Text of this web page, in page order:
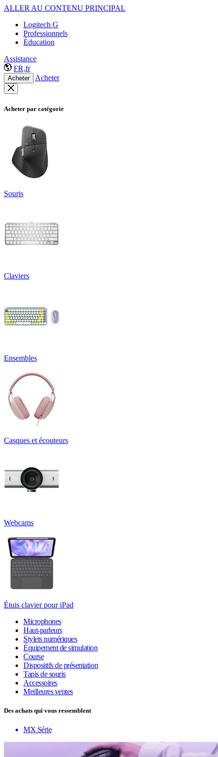
ALLER AU CONTENU PRINCIPAL
Logitech G
Professionnels
Éducation
Assistance
FR,fr
Acheter Acheter
Acheter par catégorie
Souris
Claviers
Ensembles
Casques et écouteurs
Webcams
Étuis clavier pour iPad
Microphones
Haut-parleurs
Stylets numériques
Équipement de simulation
Course
Dispositifs de présentation
Tapis de souris
Accessoires
Meilleures ventes
Des achats qui vous ressemblent
MX Série